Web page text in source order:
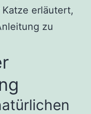
erläutert,
zu